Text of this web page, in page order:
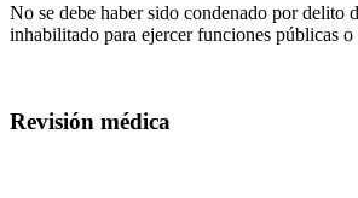
No se debe haber sido condenado por delito
inhabilitado para ejercer funciones públicas o
Revisión médica